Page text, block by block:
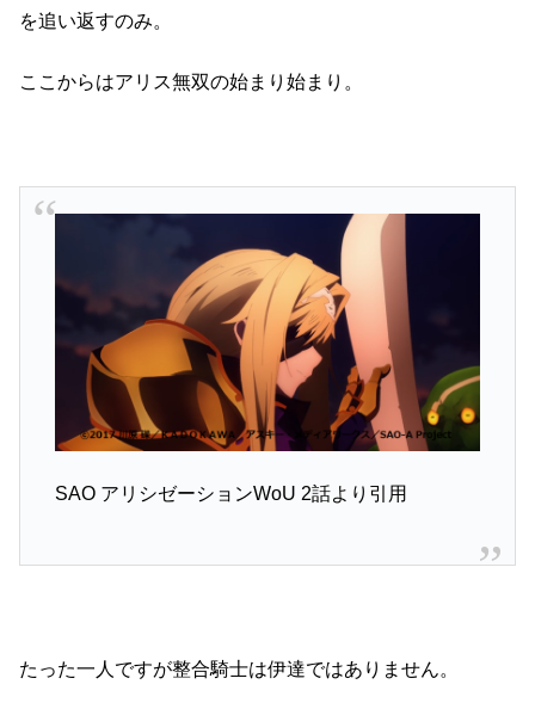
を追い返すのみ。
ここからはアリス無双の始まり始まり。
SAO アリシゼーションWoU 2話より引用
たった一人ですが整合騎士は伊達ではありません。